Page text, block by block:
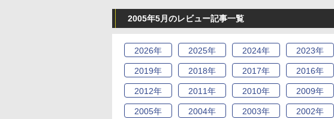
2005年5月のレビュー記事一覧
2026年 2025年 2024年 2023年
2019年 2018年 2017年 2016年
2012年 2011年 2010年 2009年
2005年 2004年 2003年 2002年